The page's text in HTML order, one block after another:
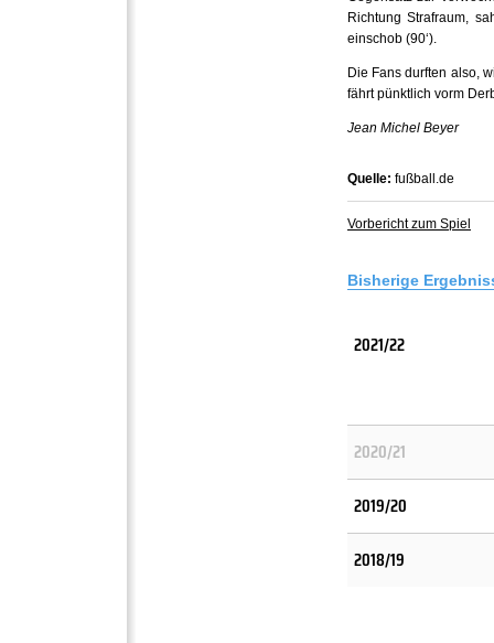
Richtung Strafraum,
einschob (90‘).
Die Fans durften also,
fährt pünktlich vorm
Jean Michel Beyer
Quelle: fußball.de
Vorbericht zum Spiel
Bisherige
2021/22
2020/21
2019/20
2018/19